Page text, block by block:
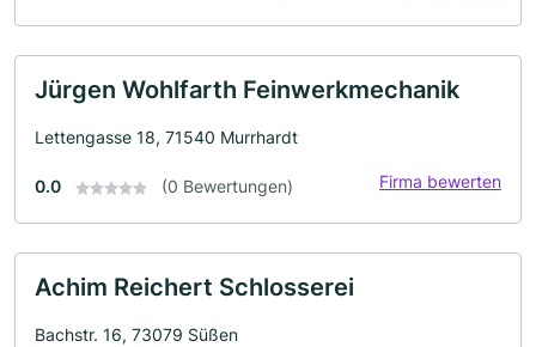
Jürgen Wohlfarth Feinwerkmechanik
Lettengasse 18, 71540 Murrhardt
0.0 (0 Bewertungen) Firma bewerten
Achim Reichert Schlosserei
Bachstr. 16, 73079 Süßen